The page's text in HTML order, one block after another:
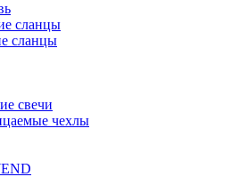
сланцы
сланцы
свечи
чехлы